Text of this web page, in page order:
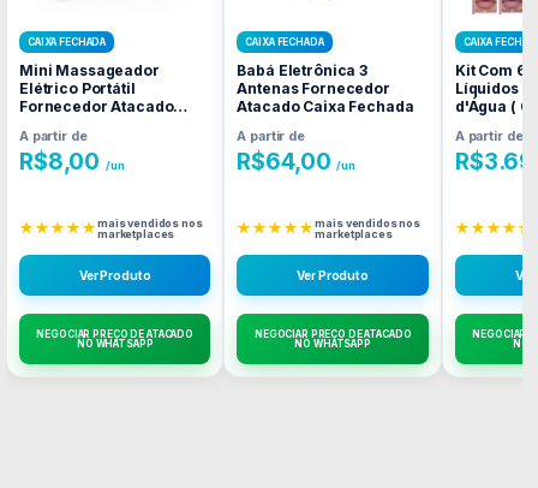
CAIXA FECHADA
Mini Massageador
Elétrico Portátil
Fornecedor Atacado
A partir de
R$8,00 /un
★★★★★mais vendidos nos
marketplaces
Ver Produto
NEGOCIAR PREÇO DE ATACADO
NO WHATSAPP
CAIXA FECHADA
Babá Eletrônica 3
Antenas Fornecedor
Atacado Caixa Fechada
A partir de
R$64,00 /un
★★★★★mais vendidos nos
marketplaces
Ver Produto
NEGOCIAR PREÇO DE ATACADO
NO WHATSAPP
CAIXA
Kit Com 6
Líquidos
d'Água (
Caixa
A partir de
R$
★★★★★
NEGOCIAR
NO